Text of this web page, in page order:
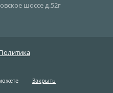
шоссе д.52г
Закрыть